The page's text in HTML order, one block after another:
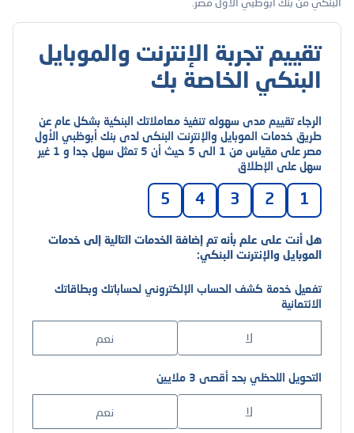
تقييم تجربة الإنترنت والموبايل
البنكي الخاصة بك
الرجاء تقييم مدى سهوله تنفيذ معاملاتك البنكية بشكل عام عن
طريق خدمات الموبايل والإنترنت البنكى لدى بنك أبوظبي الأول
مصر على مقياس من 1 الى 5 حيث أن 5 تمثل سهل جدا و 1 غير
سهل على الإطلاق
1
2
3
4
5
هل أنت على علم بأنه تم إضافة الخدمات التالية إلى خدمات
الموبايل والإنترنت البنكي:
تفعيل خدمة كشف الحساب الإلكتروني لحساباتك وبطاقاتك
الائتمانية
لا نعم
التحويل اللحظي بحد أقصى 3 ملايين
لا نعم